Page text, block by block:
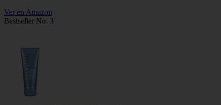
Ver en Amazon
Bestseller No. 3